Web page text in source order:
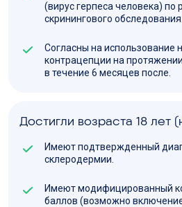
(вирус герпеса человека) по
скринингового обследования.
Согласны на использование
контрацепции на
в течение 6 месяцев после.
Достигли возраста 18 лет
Имеют подтвержденный
склеродермии.
Имеют модифицированный
баллов (возможно